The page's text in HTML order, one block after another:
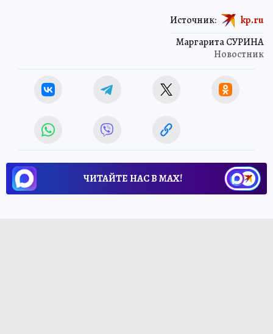
Маргарита СУРИНА
Новостник
Источник: kp.ru
ЧИТАЙТЕ НАС В МАХ!